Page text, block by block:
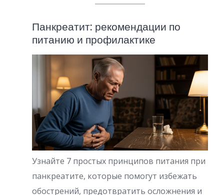
Панкреатит: рекомендации по
питанию и профилактике
Узнайте 7 простых принципов питания при
панкреатите, которые помогут избежать
обострений, предотвратить осложнения и